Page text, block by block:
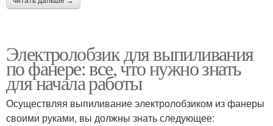
Электролобзик для выпиливания
по фанере: все, что нужно знать
для начала работы
Осуществляя выпиливание электролобзиком из фанеры
своими руками, вы должны знать следующее: